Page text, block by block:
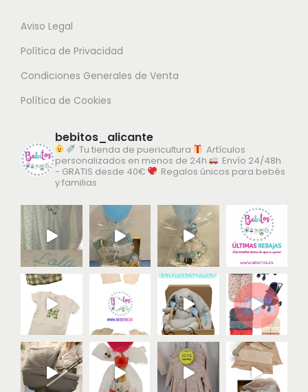
Aviso Legal
Política de Privacidad
Condiciones Generales de Venta
Política de Cookies
bebitos_alicante
Tu tienda de puericultura
Artículos
personalizados en menos de 24h
Envío 24/48h
- GRATIS desde 40€
Regalos únicos para bebés
y familias